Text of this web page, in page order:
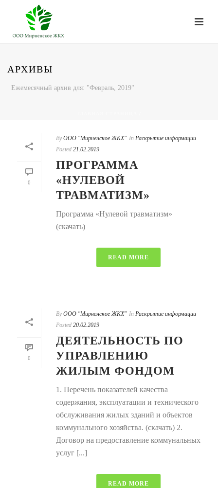
АРХИВЫ
Ежемесячный архив для: "Февраль, 2019"
0
By ООО "Мирненское ЖКХ" In Раскрытие информации
Posted 21.02.2019
ПРОГРАММА
«НУЛЕВОЙ
ТРАВМАТИЗМ»
Программа «Нулевой травматизм»
(скачать)
READ MORE
0
By ООО "Мирненское ЖКХ" In Раскрытие информации
Posted 20.02.2019
ДЕЯТЕЛЬНОСТЬ ПО
УПРАВЛЕНИЮ
ЖИЛЫМ ФОНДОМ
1. Перечень показателей качества
содержания, эксплуатации и технического
обслуживания жилых зданий и объектов
коммунального хозяйства. (скачать) 2.
Договор на предоставление коммунальных
услуг [...]
READ MORE